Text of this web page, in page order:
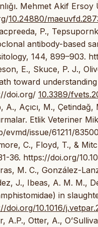
Mehmet Akif
10.24880/
P.,
antibody-based
144, 899–903.
E., Skuce, P. J.,
toward
doi.org/ 10.3389/
A., Açıcı, M.,
Etlik Veteriner
evmd/issue/61211/
C., Floyd, T., &
36. https://doi.org/
M. C., González-
J., Ibeas, A. M. M.,
in
doi.org/10.1016/
A.P., Otter, A.,